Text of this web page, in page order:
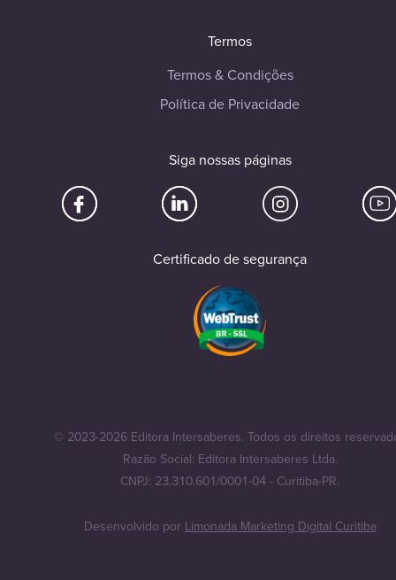
Termos
Termos & Condições
Política de Privacidade
Siga nossas páginas
Certificado de segurança
© 2023-2026 Editora Intersaberes. Todos os direitos
Razão Social: Editora Intersaberes Ltda.
CNPJ: 23.310.601/0001-04 - Curitiba-PR.
Desenvolvido porLimonada Marketing Digital Curitiba